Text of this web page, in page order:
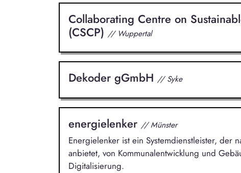
Collaborating Centre on
(CSCP) // Wuppertal
Dekoder gGmbH // Syke
energielenker // Münster
Energielenker ist ein Systemdienstleister, der
anbietet, von Kommunalentwicklung und
Digitalisierung.